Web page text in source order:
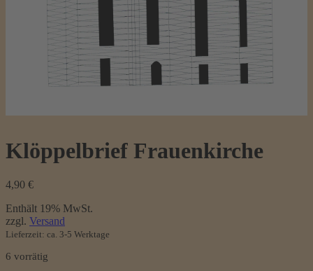
Klöppelbrief Frauenkirche
4,90 €
Enthält 19% MwSt.
zzgl. Versand
Lieferzeit: ca. 3-5 Werktage
6 vorrätig